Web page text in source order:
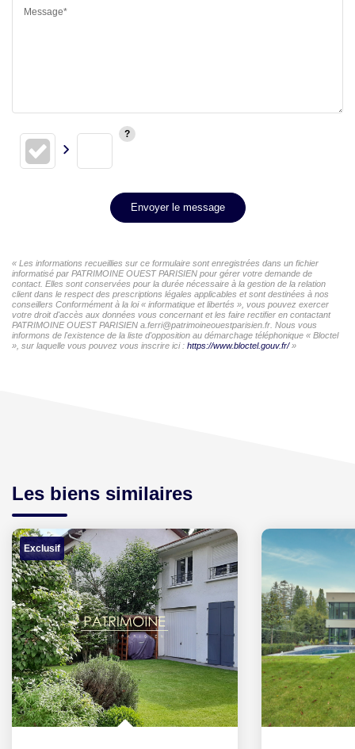
Message*
Envoyer le message
« Les informations recueillies sur ce formulaire sont enregistrées dans un fichier
informatisé par PATRIMOINE OUEST PARISIEN pour gérer votre demande de
contact. Elles sont conservées pour la durée nécessaire à la gestion de la relation
client dans le respect des prescriptions légales applicables et sont destinées à nos
conseillers Conformément à la loi « informatique et libertés », vous pouvez exercer
votre droit d'accès aux données vous concernant et les faire rectifier en contactant
PATRIMOINE OUEST PARISIEN a.ferri@patrimoineouestparisien.fr. Nous vous
informons de l'existence de la liste d'opposition au démarchage téléphonique « Bloctel
», sur laquelle vous pouvez vous inscrire ici : https://www.bloctel.gouv.fr/»
Les biens similaires
Exclusif